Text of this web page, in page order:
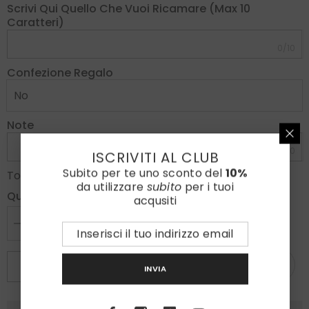
Scrivi Qui Quello Che Vuoi Ricamare (max 10
Caratteri)
Confezione Regalo
Note
Totale parziale:€85,00
Quantità:
Aumenta
la
quantità
ESAURITO
ISCRIVITI AL CLUB
Subito per te uno sconto del 10%
da utilizzare subito per i tuoi
acqusiti
INVIA